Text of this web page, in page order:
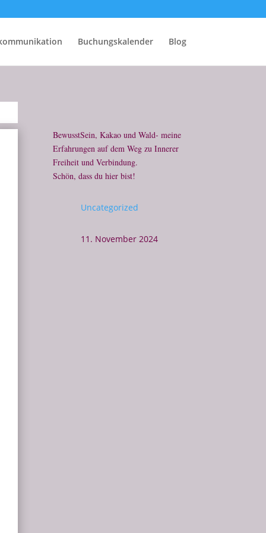
Buchungskalender Blog
BewusstSein, Kakao und Wald- meine
Erfahrungen auf dem Weg zu Innerer
Freiheit und Verbindung.
Schön, dass du hier bist!
Uncategorized
11. November 2024